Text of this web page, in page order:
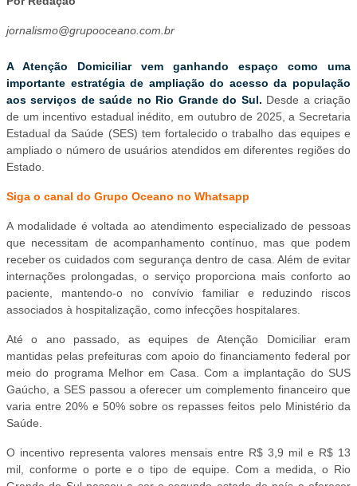
jornalismo@grupooceano.com.br
A Atenção Domiciliar vem ganhando espaço como uma
importante estratégia de ampliação do acesso da população
aos serviços de saúde no Rio Grande do Sul. Desde a criação
de um incentivo estadual inédito, em outubro de 2025, a Secretaria
Estadual da Saúde (SES) tem fortalecido o trabalho das equipes e
ampliado o número de usuários atendidos em diferentes regiões do
Estado.
Siga o canal do Grupo Oceano no Whatsapp
A modalidade é voltada ao atendimento especializado de pessoas
que necessitam de acompanhamento contínuo, mas que podem
receber os cuidados com segurança dentro de casa. Além de evitar
internações prolongadas, o serviço proporciona mais conforto ao
paciente, mantendo-o no convívio familiar e reduzindo riscos
associados à hospitalização, como infecções hospitalares.
Até o ano passado, as equipes de Atenção Domiciliar eram
mantidas pelas prefeituras com apoio do financiamento federal por
meio do programa Melhor em Casa. Com a implantação do SUS
Gaúcho, a SES passou a oferecer um complemento financeiro que
varia entre 20% e 50% sobre os repasses feitos pelo Ministério da
Saúde.
O incentivo representa valores mensais entre R$ 3,9 mil e R$ 13
mil, conforme o porte e o tipo de equipe. Com a medida, o Rio